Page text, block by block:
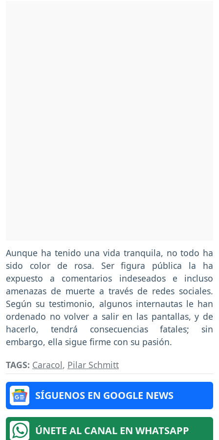
Aunque ha tenido una vida tranquila, no todo ha
sido color de rosa. Ser figura pública la ha
expuesto a comentarios indeseados e incluso
amenazas de muerte a través de redes sociales.
Según su testimonio, algunos internautas le han
ordenado no volver a salir en las pantallas, y de
hacerlo, tendrá consecuencias fatales; sin
embargo, ella sigue firme con su pasión.
TAGS: Caracol, Pilar Schmitt
SÍGUENOS EN GOOGLE NEWS
ÚNETE AL CANAL EN WHATSAPP